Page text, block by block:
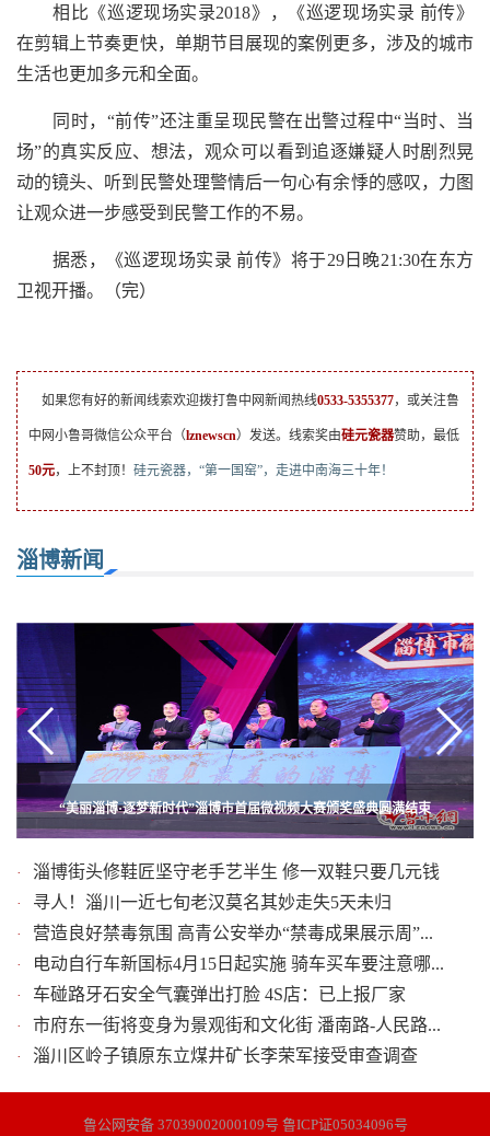
相比《巡逻现场实录2018》，《巡逻现场实录 前传》
在剪辑上节奏更快，单期节目展现的案例更多，涉及的城市
生活也更加多元和全面。
同时，“前传”还注重呈现民警在出警过程中“当时、当
场”的真实反应、想法，观众可以看到追逐嫌疑人时剧烈晃
动的镜头、听到民警处理警情后一句心有余悸的感叹，力图
让观众进一步感受到民警工作的不易。
据悉，《巡逻现场实录 前传》将于29日晚21:30在东方
卫视开播。（完）
如果您有好的新闻线索欢迎拨打鲁中网新闻热线0533-5355377，或关注鲁
中网小鲁哥微信公众平台（lznewscn）发送。线索奖由硅元瓷器赞助，最低
50元，上不封顶！ 硅元瓷器，“第一国窑”，走进中南海三十年！
淄博新闻
组图：打一对鸳鸯板道尽人间真情 山东快书演员胡鹏涛的台前幕后
“美丽淄博·逐梦新时代”淄博市首届微视频大赛颁奖盛典圆满结束
· 淄博街头修鞋匠坚守老手艺半生 修一双鞋只要几元钱
· 寻人！淄川一近七旬老汉莫名其妙走失5天未归
· 营造良好禁毒氛围 高青公安举办“禁毒成果展示周”...
· 电动自行车新国标4月15日起实施 骑车买车要注意哪...
· 车碰路牙石安全气囊弹出打脸 4S店：已上报厂家
· 市府东一街将变身为景观街和文化街 潘南路-人民路...
· 淄川区岭子镇原东立煤井矿长李荣军接受审查调查
鲁公网安备 37039002000109号 鲁ICP证05034096号